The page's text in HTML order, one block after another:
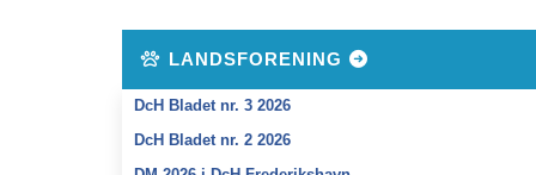
LANDSFORENING
DcH Bladet nr. 3 2026
DcH Bladet nr. 2 2026